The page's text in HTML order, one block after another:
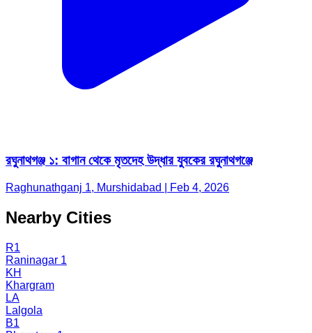
রঘুনাথগঞ্জ ১: বাগান থেকে মৃতদেহ উদ্ধার যুবকের রঘুনাথগঞ্জে
Raghunathganj 1, Murshidabad | Feb 4, 2026
Nearby Cities
R1
Raninagar 1
KH
Khargram
LA
Lalgola
B1